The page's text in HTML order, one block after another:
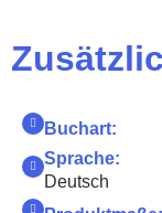
Buchart:
Sprache:
Deutsch